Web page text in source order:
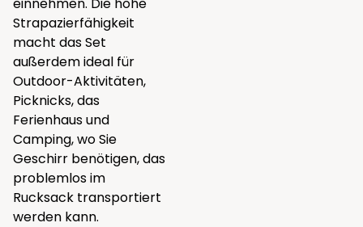
Strapazierfähigkeit
macht das Set
außerdem ideal für
Outdoor-Aktivitäten,
Picknicks, das
Ferienhaus und
Camping, wo Sie
Geschirr benötigen, das
problemlos im
Rucksack transportiert
werden kann.